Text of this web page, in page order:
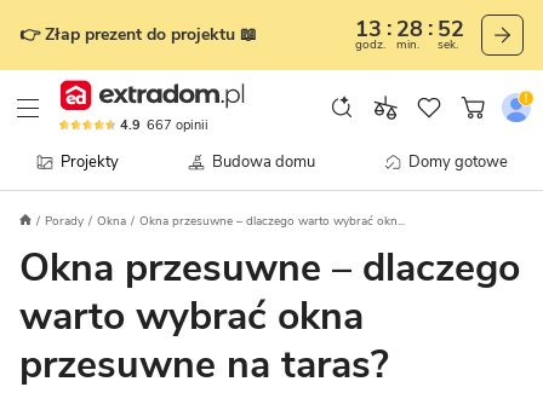
👉 Złap prezent do projektu 📖 13
godz.
28
min.
50
sek.
4.9 667 opinii
Projekty Budowa domu Domy gotowe
Porady Okna Okna przesuwne – dlaczego warto wybrać okn...
Okna przesuwne – dlaczego
warto wybrać okna
przesuwne na taras?